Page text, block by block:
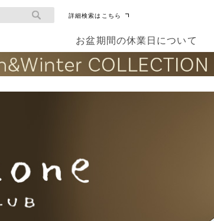
詳細検索はこちら
お盆期間の休業日について